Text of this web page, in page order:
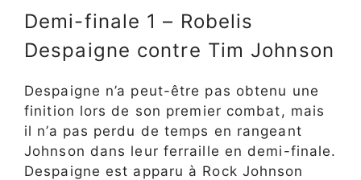
Demi-finale 1 – Robelis
Despaigne contre Tim Johnson
Despaigne n’a peut-être pas obtenu une
finition lors de son premier combat, mais
il n’a pas perdu de temps en rangeant
Johnson dans leur ferraille en demi-finale.
Despaigne est apparu à Rock Johnson